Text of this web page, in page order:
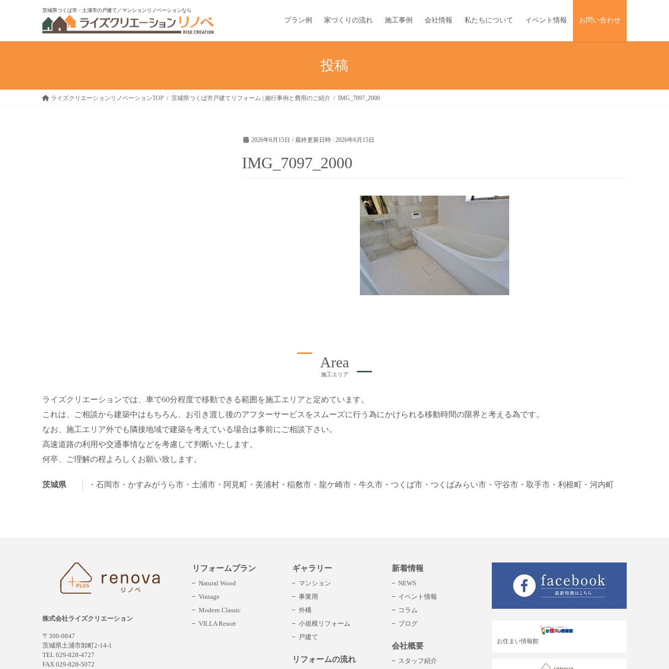
ン
キ
ー
に
茨城県つくば市・土浦市の戸建て／マンションリノベーションなら
プラン例 家づくりの流れ 施工事例 会社情報 私たちについて イベント情報 お問い合わせ
投稿
ライズクリエーションリノベーションTOP 茨城県つくば市戸建てリフォーム | 施行事例と費用のご紹介 IMG_7097_2000
2026年6月15日 / 最終更新日時 :2026年6月15日
IMG_7097_2000
Area
施工エリア
ライズクリエーションでは、車で60分程度で移動できる範囲を施工エリアと定めています。
これは、ご相談から建築中はもちろん、お引き渡し後のアフターサービスをスムーズに行う為にかけられる移動時間の限界と考える為です。
なお、施工エリア外でも隣接地域で建築を考えている場合は事前にご相談下さい。
高速道路の利用や交通事情などを考慮して判断いたします。
何卒、ご理解の程よろしくお願い致します。
茨城県 ・石岡市 ・かすみがうら市 ・土浦市 ・阿見町 ・美浦村 ・稲敷市 ・龍ケ崎市 ・牛久市 ・つくば市 ・つくばみらい市 ・守谷市 ・取手市 ・利根町 ・河内町
株式会社ライズクリエーション
〒300-0847
茨城県土浦市卸町2-14-1
TEL 029-828-4727
FAX 029-828-5072
リフォームプラン
Natural Wood
Vintage
Modern Classic
VILLA Resort
ギャラリー
マンション
事業用
外構
小規模リフォーム
戸建て
リフォームの流れ
新着情報
NEWS
イベント情報
コラム
ブログ
会社概要
スタッフ紹介
お住まい情報館